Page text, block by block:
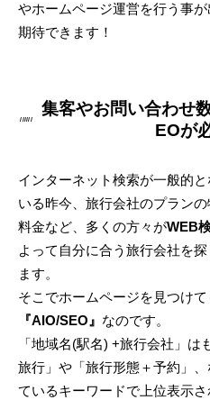
やホームページ運営を行う事
期待できます！
集客やお問い合わせ
EOが
インターネット検索が一般的と
いる昨今、旅行会社のプラン
料金など、多くの方々がWEB
よって自分に合う旅行会社を
ます。
そこでホームページを見つけ
『AIO/SEO』 なのです。
「地域名(駅名) +旅行会社」は
旅行」や「旅行形態＋予約」
ているキーワードで上位表示さ